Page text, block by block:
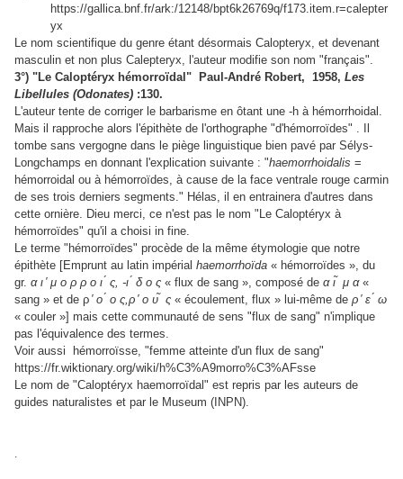
https://gallica.bnf.fr/ark:/12148/bpt6k26769q/f173.item.r=calepter
yx
Le nom scientifique du genre étant désormais Calopteryx, et devenant
masculin et non plus Calepteryx, l'auteur modifie son nom "français".
3°) "Le Caloptéryx hémorroïdal" Paul-André Robert, 1958, Les
Libellules (Odonates) :130.
L'auteur tente de corriger le barbarisme en ôtant une -h à hémorrhoidal.
Mais il rapproche alors l'épithète de l'orthographe "d'hémorroïdes" . Il
tombe sans vergogne dans le piège linguistique bien pavé par Sélys-
Longchamps en donnant l'explication suivante : "haemorrhoidalis =
hémorroidal ou à hémorroïdes, à cause de la face ventrale rouge carmin
de ses trois derniers segments." Hélas, il en entrainera d'autres dans
cette ornière. Dieu merci, ce n'est pas le nom "Le Caloptéryx à
hémorroïdes" qu'il a choisi in fine.
Le terme "hémorroïdes" procède de la même étymologie que notre
épithète [Emprunt au latin impérial haemorrhoïda « hémorroïdes », du
gr. α ι ̔ μ ο ρ ρ ο ι ́ ς, -ι ́ δ ο ς « flux de sang », composé de α ι ̃ μ α «
sang » et de ρ ̔ ο ́ ο ς,ρ ̔ ο υ ̃ ς « écoulement, flux » lui-même de ρ ̔ ε ́ ω
« couler »] mais cette communauté de sens "flux de sang" n'implique
pas l'équivalence des termes.
Voir aussi hémorroïsse, "femme atteinte d'un flux de sang"
https://fr.wiktionary.org/wiki/h%C3%A9morro%C3%AFsse
Le nom de "Caloptéryx haemorroïdal" est repris par les auteurs de
guides naturalistes et par le Museum (INPN).
.